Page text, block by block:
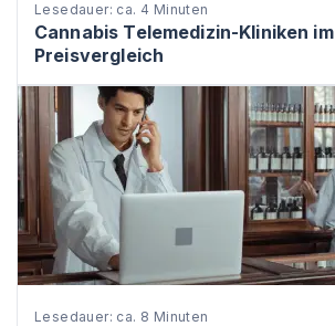
Lesedauer: ca. 4 Minuten
Cannabis Telemedizin-Kliniken im
Preisvergleich
Lesedauer: ca. 8 Minuten